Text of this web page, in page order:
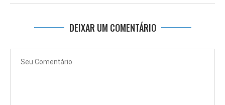
DEIXAR UM COMENTÁRIO